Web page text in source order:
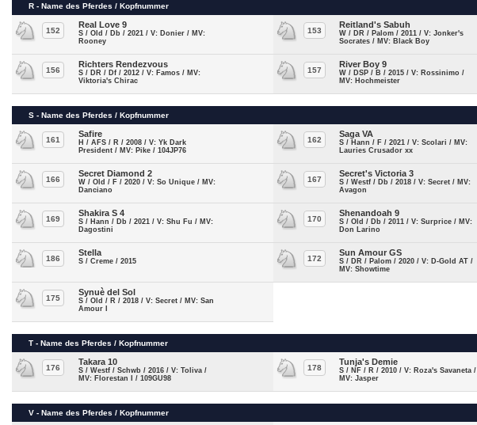
R - Name des Pferdes / Kopfnummer
152
Real Love 9
S / Old / Db / 2021 / V: Donier / MV:
Rooney
153
Reitland's Sabuh
W / DR / Palom / 2011 / V: Jonker's
Socrates / MV: Black Boy
156
Richters Rendezvous
S / DR / Df / 2012 / V: Famos / MV:
Viktoria's Chirac
157
River Boy 9
W / DSP / B / 2015 / V: Rossinimo /
MV: Hochmeister
S - Name des Pferdes / Kopfnummer
161
Safire
H / AFS / R / 2008 / V: Yk Dark
President / MV: Pike / 104JP76
162
Saga VA
S / Hann / F / 2021 / V: Scolari / MV:
Lauries Crusador xx
166
Secret Diamond 2
W / Old / F / 2020 / V: So Unique / MV:
Danciano
167
Secret's Victoria 3
S / Westf / Db / 2018 / V: Secret / MV:
Avagon
169
Shakira S 4
S / Hann / Db / 2021 / V: Shu Fu / MV:
Dagostini
170
Shenandoah 9
S / Old / Db / 2011 / V: Surprice / MV:
Don Larino
186
Stella
S / Creme / 2015 172
Sun Amour GS
S / DR / Palom / 2020 / V: D-Gold AT /
MV: Showtime
175
Synuè del Sol
S / Old / R / 2018 / V: Secret / MV: San
Amour I
T - Name des Pferdes / Kopfnummer
176
Takara 10
S / Westf / Schwb / 2016 / V: Toliva /
MV: Florestan I / 109GU98
178
Tunja's Demie
S / NF / R / 2010 / V: Roza's Savaneta /
MV: Jasper
V - Name des Pferdes / Kopfnummer